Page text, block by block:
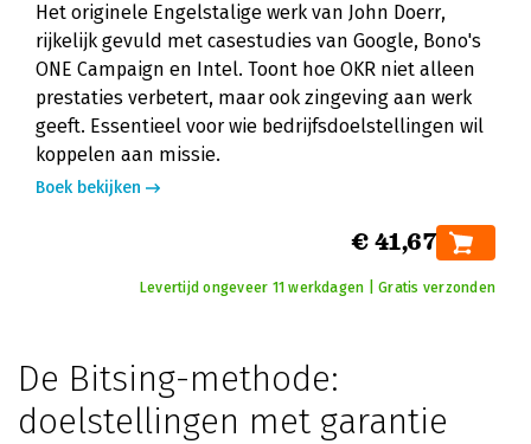
Het originele Engelstalige werk van John Doerr,
rijkelijk gevuld met casestudies van Google, Bono's
ONE Campaign en Intel. Toont hoe OKR niet alleen
prestaties verbetert, maar ook zingeving aan werk
geeft. Essentieel voor wie bedrijfsdoelstellingen wil
koppelen aan missie.
Boek bekijken
€ 41,67
Levertijd ongeveer 11 werkdagen | Gratis verzonden
De Bitsing-methode:
doelstellingen met garantie